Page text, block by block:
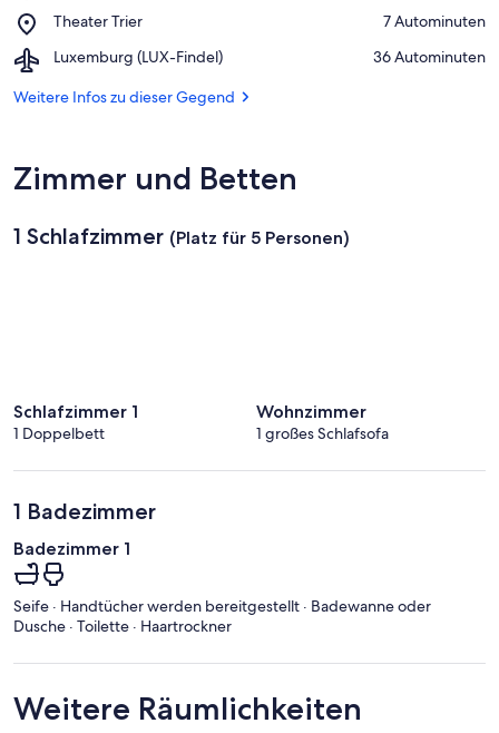
Theater Trier
Place,
Trier
‪7 Autominuten‬
Luxemburg (LUX-Findel)
Airport,
(LUX-
‪36 Autominuten‬
Weitere Infos zu dieser Gegend
Zimmer und Betten
1 Schlafzimmer (Platz für 5 Personen)
Schlafzimmer 1
1 Doppelbett
Wohnzimmer
1 großes Schlafsofa
1 Badezimmer
Badezimmer 1
Seife · Handtücher werden bereitgestellt · Badewanne oder
Dusche · Toilette · Haartrockner
Weitere Räumlichkeiten